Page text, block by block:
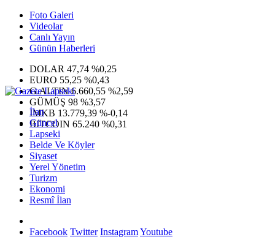
Foto Galeri
Videolar
Canlı Yayın
Günün Haberleri
DOLAR 47,74 %0,25
EURO 55,25 %0,43
G.ALTIN6.660,55 %2,59
GÜMÜŞ 98 %3,57
IMKB 13.779,39 %-0,14
BITCOIN 65.240 %0,31
İlan
Güncel
Lapseki
Belde Ve Köyler
Siyaset
Yerel Yönetim
Turizm
Ekonomi
Resmî İlan
Facebook Twitter InstagramYoutube